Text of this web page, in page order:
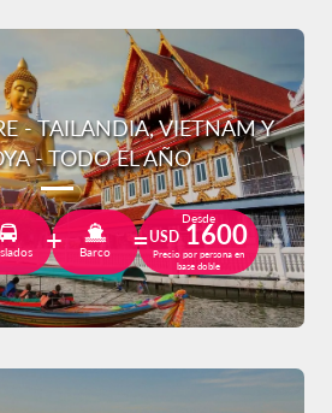
- TAILANDIA, VIETNAM Y
- TODO EL AÑO
Barco
Desde
USD1600
Precio por persona en
base doble